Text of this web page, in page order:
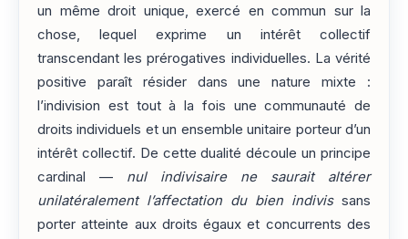
un même droit unique, exercé en commun sur la
chose, lequel exprime un intérêt collectif
transcendant les prérogatives individuelles. La vérité
positive paraît résider dans une nature mixte :
l’indivision est tout à la fois une communauté de
droits individuels et un ensemble unitaire porteur d’un
intérêt collectif. De cette dualité découle un principe
cardinal — nul indivisaire ne saurait altérer
unilatéralement l’affectation du bien indivissans
porter atteinte aux droits égaux et concurrents des